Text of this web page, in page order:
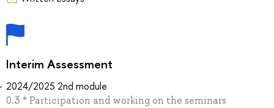
Interim Assessment
2024/2025 2nd module
0.3 * Participation and working on the seminars